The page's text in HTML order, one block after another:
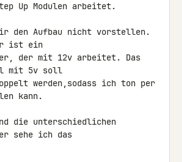
Up Modulen arbeitet.
den Aufbau nicht vorstellen.
ist ein
der mit 12v arbeitet. Das
mit 5v soll
werden,sodass ich ton per
kann.
die unterschiedlichen
sehe ich das